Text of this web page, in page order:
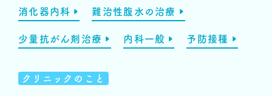
消化器内科 難治性腹水の治療
少量抗がん剤治療 内科一般 予防接種
クリニックのこと